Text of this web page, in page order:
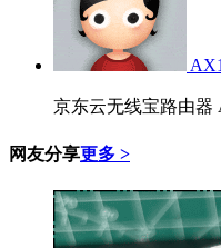
京东云无线宝路由器
网友分享更多 >